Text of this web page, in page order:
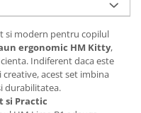
si modern pentru copilul
ergonomic HM Kitty,
Indiferent daca este
acest set imbina
durabilitatea.
si Practic